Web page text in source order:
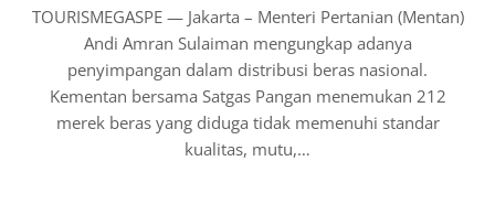
TOURISMEGASPE — Jakarta – Menteri Pertanian (Mentan)
Andi Amran Sulaiman mengungkap adanya
penyimpangan dalam distribusi beras nasional.
Kementan bersama Satgas Pangan menemukan 212
merek beras yang diduga tidak memenuhi standar
kualitas, mutu,…